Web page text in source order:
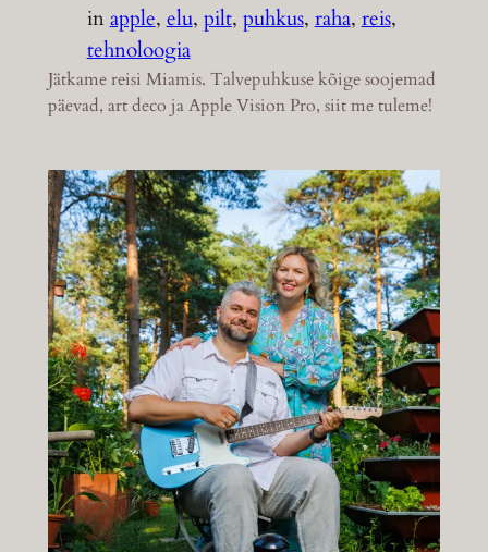
inapple, elu, pilt, puhkus, raha, reis
tehnoloogia
Jätkame reisi Miamis. Talvepuhkuse kõige soojemad
päevad, art deco ja Apple Vision Pro, siit me tuleme!